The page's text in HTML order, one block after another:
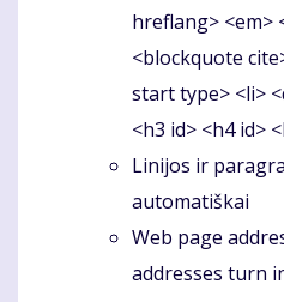
hreflang> <em>
<blockquote
start type> <li>
<h3 id> <h4 id>
Linijos ir
automatiškai
Web page
addresses turn